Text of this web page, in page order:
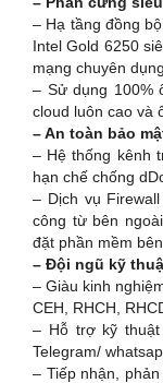
– Hạ tầng đồng
Intel Gold 6250
mạng chuyên
– Sử dụng 100%
cloud luôn cao và
– An toàn bảo
– Hệ thống kênh
hạn chế chống
– Dịch vụ
công từ bên
đặt phần mềm
– Đội ngũ kỹ
– Giàu kinh
CEH, RHCH,
– Hỗ trợ kỹ thuật
Telegram/
– Tiếp nhận,